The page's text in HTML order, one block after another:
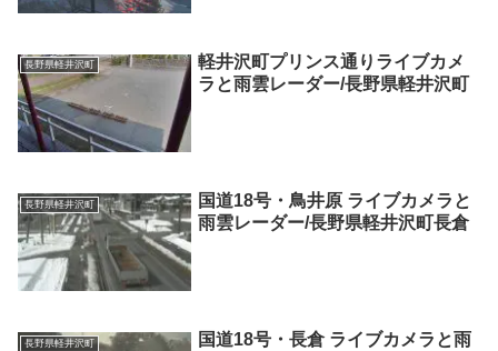
長野県軽井沢町
軽井沢町プリンス通りライブカメ
ラと雨雲レーダー/長野県軽井沢町
長野県軽井沢町
国道18号・鳥井原 ライブカメラと
雨雲レーダー/長野県軽井沢町長倉
長野県軽井沢町
国道18号・長倉 ライブカメラと雨